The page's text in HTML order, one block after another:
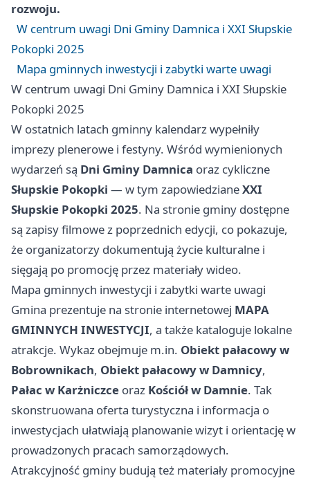
rozwoju.
W centrum uwagi Dni Gminy Damnica i XXI Słupskie
Pokopki 2025
Mapa gminnych inwestycji i zabytki warte uwagi
W centrum uwagi Dni Gminy Damnica i XXI Słupskie
Pokopki 2025
W ostatnich latach gminny kalendarz wypełniły
imprezy plenerowe i festyny. Wśród wymienionych
wydarzeń są Dni Gminy Damnica oraz cykliczne
Słupskie Pokopki — w tym zapowiedzianeXXI
Słupskie Pokopki 2025. Na stronie gminy dostępne
są zapisy filmowe z poprzednich edycji, co pokazuje,
że organizatorzy dokumentują życie kulturalne i
sięgają po promocję przez materiały wideo.
Mapa gminnych inwestycji i zabytki warte uwagi
Gmina prezentuje na stronie internetowej MAPA
GMINNYCH INWESTYCJI, a także kataloguje lokalne
atrakcje. Wykaz obejmuje m.in. Obiekt pałacowy w
Bobrownikach, Obiekt pałacowy w Damnicy,
Pałac w Karżniczce oraz Kościół w Damnie. Tak
skonstruowana oferta turystyczna i informacja o
inwestycjach ułatwiają planowanie wizyt i orientację w
prowadzonych pracach samorządowych.
Atrakcyjność gminy budują też materiały promocyjne